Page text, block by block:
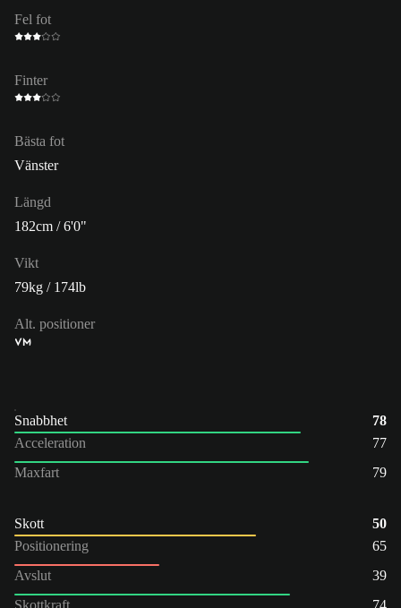
Fel fot
Finter
Bästa fot
Vänster
Längd
182cm / 6'0"
Vikt
79kg / 174lb
Alt. positioner
VM
Snabbhet
78
Acceleration
77
Maxfart
79
Skott
50
Positionering
65
Avslut
39
Skottkraft
74